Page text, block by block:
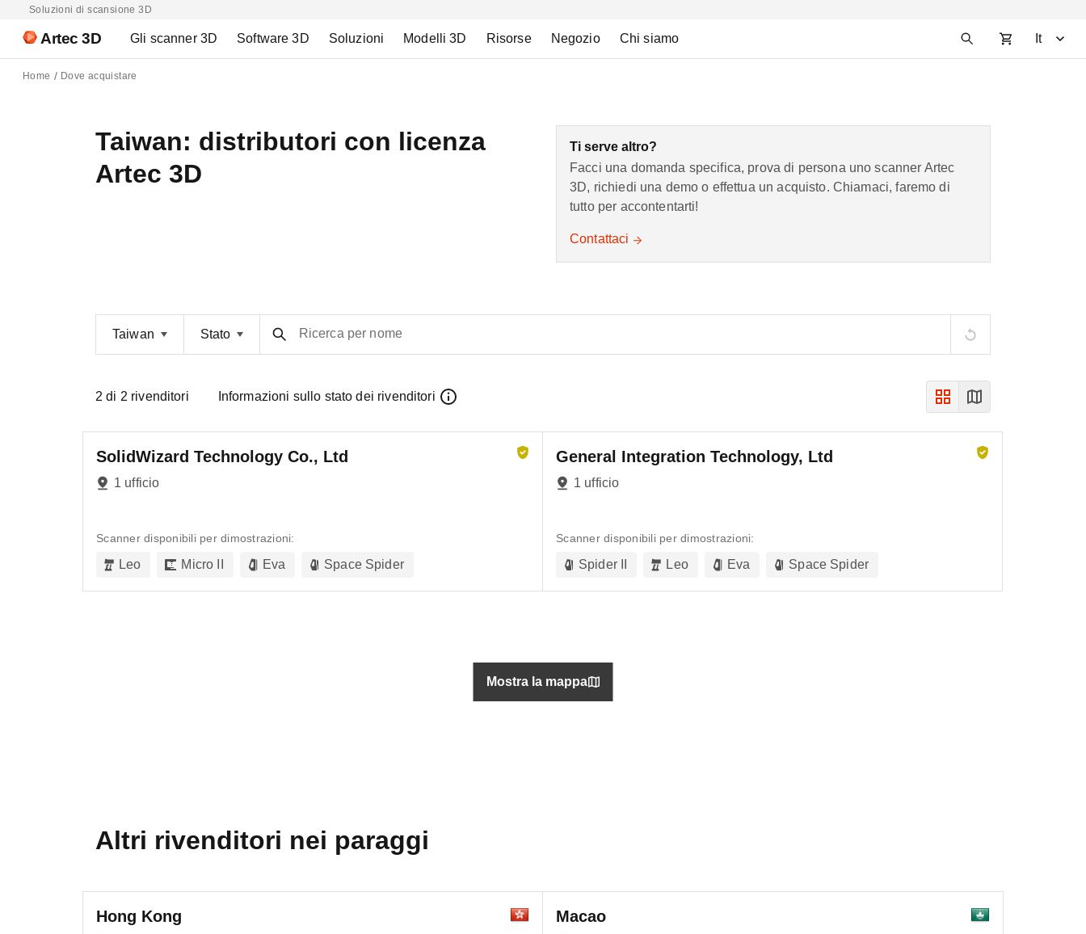
Soluzioni di scansione 3D
Artec 3D Gli scanner 3D Software 3D Soluzioni Modelli 3D Risorse Negozio Chi siamo It
Home Dove acquistare
Taiwan: distributori con licenza
Artec 3D
Ti serve altro?
Facci una domanda specifica, prova di persona uno scanner Artec
3D, richiedi una demo o effettua un acquisto. Chiamaci, faremo di
tutto per accontentarti!
Contattaci
Taiwan Stato Ricerca per nome
2 di 2 rivenditori Informazioni sullo stato dei rivenditori
SolidWizard Technology Co., Ltd
1 ufficio
Scanner disponibili per dimostrazioni:
Leo Micro II Eva Space Spider
General Integration Technology, Ltd
1 ufficio
Scanner disponibili per dimostrazioni:
Spider II Leo Eva Space Spider
Mostra la mappa
Altri rivenditori nei paraggi
Hong Kong Macao